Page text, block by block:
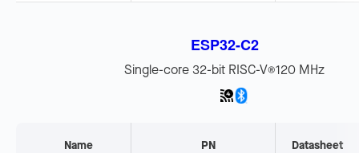
ESP32-C2
Single-core 32-bit RISC-V®120 MHz
Name PN Datasheet